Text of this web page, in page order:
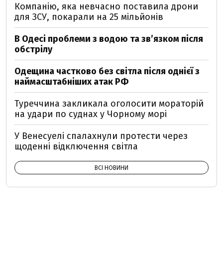
Компанію, яка невчасно поставила дрони
для ЗСУ, покарали на 25 мільйонів
В Одесі проблеми з водою та звʼязком після
обстрілу
Одещина частково без світла після однієї з
наймасштабніших атак РФ
Туреччина закликала оголосити мораторій
на удари по суднах у Чорному морі
У Венесуелі спалахнули протести через
щоденні відключення світла
ВСІ НОВИНИ